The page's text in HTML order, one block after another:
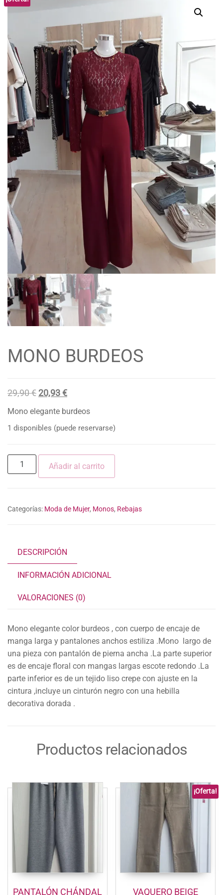
MONO BURDEOS
29,90€ El
precio
era:
20,93€El
precio
es:
Mono elegante burdeos
1 disponibles (puede reservarse)
MONO
BURDEOS
Añadir al carrito
Categorías: Moda de Mujer, Monos, Rebajas
DESCRIPCIÓN
INFORMACIÓN ADICIONAL
VALORACIONES (0)
Mono elegante color burdeos , con cuerpo de encaje de
manga larga y pantalones anchos estiliza .Mono largo de
una pieza con pantalón de pierna ancha .La parte superior
es de encaje floral con mangas largas escote redondo .La
parte inferior es de un tejido liso crepe con ajuste en la
cintura ,incluye un cinturón negro con una hebilla
decorativa dorada .
Productos relacionados
PANTALÓN CHÁNDAL
¡Oferta!
VAQUERO BEIGE